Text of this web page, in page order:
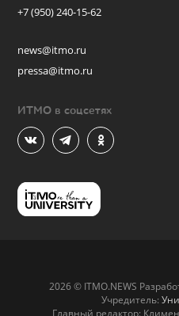
+7 (950) 240-15-62
news@itmo.ru
pressa@itmo.ru
ИТМО в соцсетях
2026 © ITMO.NEWS
Учредитель:
Главный редактор: